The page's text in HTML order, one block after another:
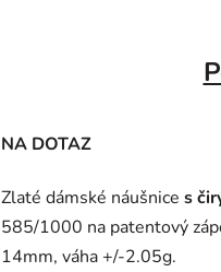
NA DOTAZ
Zlaté dámské náušnice s
585/1000 na patentový
14mm, váha +/-2.05g.